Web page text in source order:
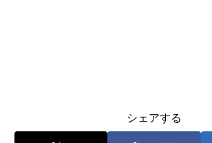
シェアする